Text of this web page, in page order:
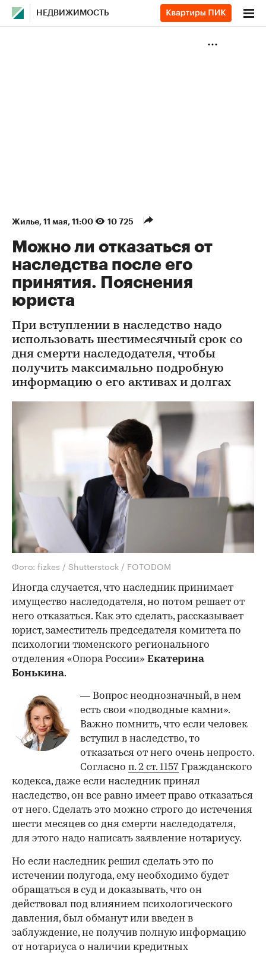
НЕДВИЖИМОСТЬ
Жилье⁠, 11 мая, 11:00 10 725
Можно ли отказаться от
наследства после его
принятия. Пояснения
юриста
При вступлении в наследство надо
использовать шестимесячный срок со
дня смерти наследодателя, чтобы
получить максимально подробную
информацию о его активах и долгах
Фото: fizkes / Shutterstock / FOTODOM
Иногда случается, что наследник принимает
имущество наследодателя, но потом решает от
него отказаться. Как это сделать, рассказывает
юрист, заместитель председателя комитета по
психологии тюменского регионального
отделения «Опора России» Екатерина
Бонькина.
— Вопрос неоднозначный, в нем
есть свои «подводные камни».
Важно помнить, что если человек
вступил в наследство, то
отказаться от него очень непросто.
Согласно п. 2 ст. 1157 Гражданского
кодекса, даже если наследник принял
наследство, он все равно имеет право отказаться
от него. Сделать это можно строго до истечения
шести месяцев со дня смерти наследодателя,
для этого надо написать заявление нотариусу.
Но если наследник решил сделать это по
истечении полугода, ему необходимо будет
обращаться в суд и доказывать, что он
действовал под влиянием психологического
давления, был обманут или введен в
заблуждение, не получив полную информацию
от нотариуса о наличии кредитных